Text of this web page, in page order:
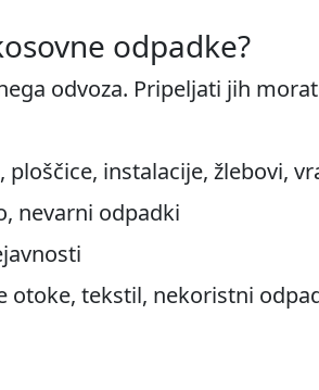
odpadke?
odvoza. Pripeljati jih
instalacije, žlebovi,
nevarni odpadki
otoke, tekstil, nekoristni